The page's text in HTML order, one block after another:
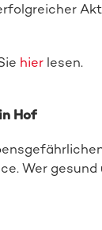
hierlesen.
Hof
Wer